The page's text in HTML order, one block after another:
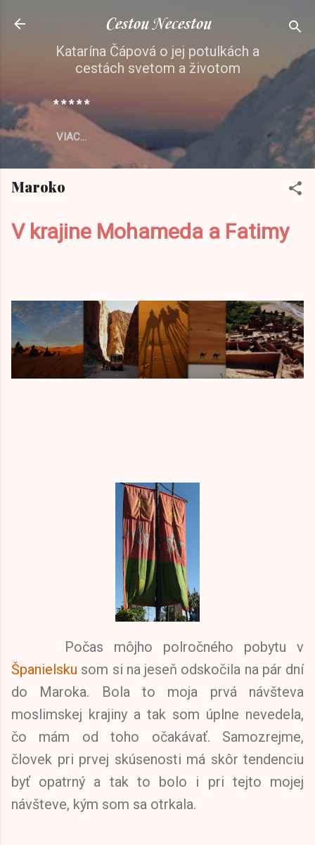
Preskočiť na hlavný obsah
Cestou Necestou
Katarína Čápová o jej potulkách a
cestách svetom a životom
* * * * *
VIAC…
Maroko
V krajine Mohameda a Fatimy
Počas môjho polročného pobytu v
Španielsku som si na jeseň odskočila na pár dní
do Maroka. Bola to moja prvá návšteva
moslimskej krajiny a tak som úplne nevedela,
čo mám od toho očakávať. Samozrejme,
človek pri prvej skúsenosti má skôr tendenciu
byť opatrný a tak to bolo i pri tejto mojej
návšteve, kým som sa otrkala.